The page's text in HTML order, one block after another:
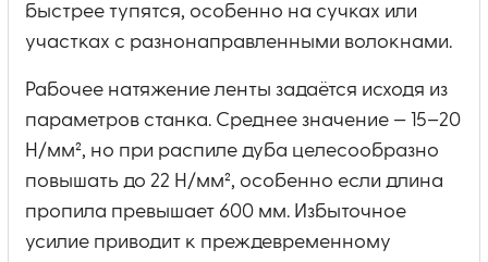
быстрее тупятся, особенно на сучках или
участках с разнонаправленными волокнами.
Рабочее натяжение ленты задаётся исходя из
параметров станка. Среднее значение — 15–20
Н/мм², но при распиле дуба целесообразно
повышать до 22 Н/мм², особенно если длина
пропила превышает 600 мм. Избыточное
усилие приводит к преждевременному